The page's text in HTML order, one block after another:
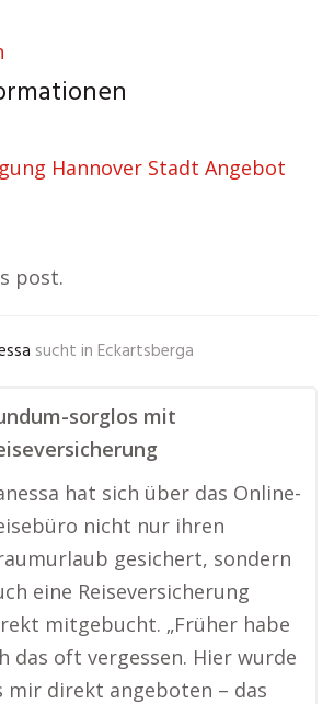
Hannover Stadt Angebot
post.
sucht in Eckartsberga
sorglos mit
hat sich über das Online-
nicht nur ihren
gesichert, sondern
eine Reiseversicherung
mitgebucht. „Früher habe
das oft vergessen. Hier wurde
mir direkt angeboten – das